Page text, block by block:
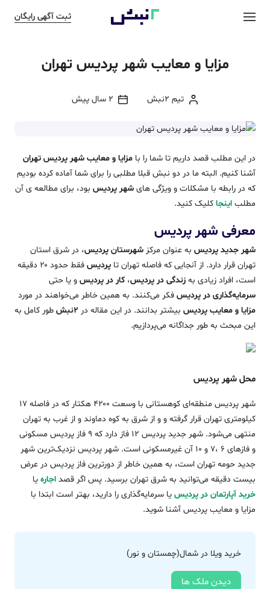
ثبت آگهی رایگان
مزایا و معایب شهر پردیس تهران
تیم 2نبش 2 سال پیش
در این مطلب قصد داریم تا شما را با مزایا و معایب شهر پردیس تهران
آشنا کنیم. البته ما در دو نبش قبلا مطلبی را برای شما آماده کرده بودیم
که در رابطه با مشکلات و ویژگی های شهر پردیس بود، برای مطالعه ی آن
مطلب اینجا کلیک کنید.
معرفی شهر پردیس
شهر جدید پردیس به عنوان مرکز شهرستان پردیس، در شرق استان
تهران قرار دارد. از آنجایی که فاصله تهران تا پردیس
فقط حدود ۲۰ دقیقه
است، افراد زیادی به زندگی در پردیس، کار در پردیس و یا حتی
سرمایه‌گذاری در پردیس فکر می‌کنند. به همین خاطر می‌خواهند در مورد
مزایا و معایب پردیس بیشتر بدانند. در این مقاله در 2نبش
طور کامل به
این مبحث به طور جداگانه می‌پردازیم.
محل شهر پردیس
شهر پردیس منطقه‌ای کوهستانی با وسعت ۴۲۰۰ هکتار که در فاصله ۱۷
کیلومتری تهران قرار گرفته و و از شرق به کوه دماوند و از غرب به تهران
منتهی می‌شود. شهر جدید پردیس 12 فاز دارد که 9 فاز پردیس مسکونی
و فازهای ۶ ،۷ و ۱۰ آن غیر‌مسکونی است. شهر پردیس نزدیک‌ترین شهر
جدید حومه تهران است، به همین خاطر از دور‌ترین فاز پردیس در عرض
بیست دقیقه می‌توانید به شرق تهران برسید. پس اگر قصد اجاره یا
خرید آپارتمان در پردیس یا سرمایه‌گذاری را دارید، بهتر است ابتدا با
مزایا و معایب پردیس آشنا شوید.
خرید ویلا در شمال(چمستان و نور)
دیدن ملک ها